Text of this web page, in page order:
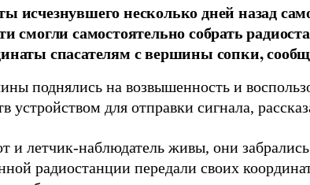
исчезнувшего несколько дней назад
смогли самостоятельно собрать
спасателям с вершины сопки,
поднялись на возвышенность и
устройством для отправки сигнала,
и летчик-наблюдатель живы, они
радиостанции передали своих